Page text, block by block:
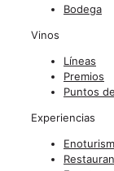
Bodega
Vinos
Líneas
Premios
Puntos
Experiencias